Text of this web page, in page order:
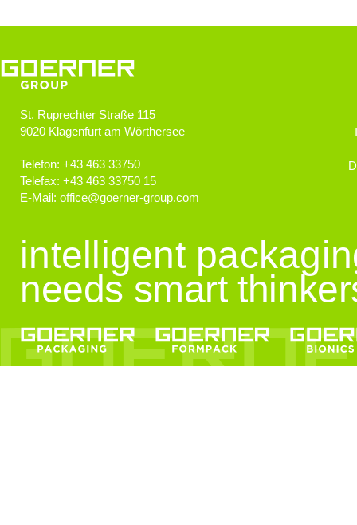
Jugendliche im Blick
Goerner Group unterstützt JUNO
GOERNER Group supportet
Klimaschutz
St. Ruprechter Straße 115
9020 Klagenfurt am Wörthersee
Telefon: +43 463 33750
Telefax: +43 463 33750 15
E-Mail: office@goerner-group.com
intelligent
needs smart